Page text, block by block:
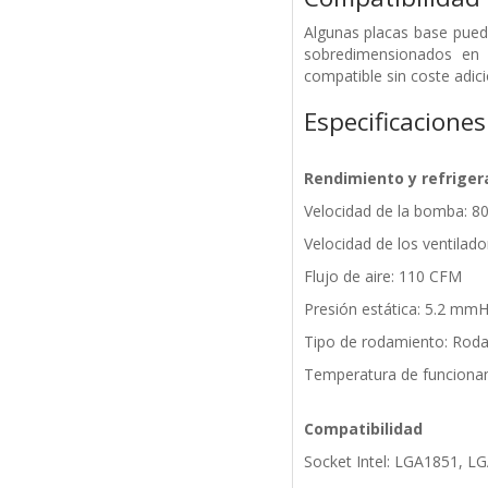
Algunas placas base
sobredimensionados
compatible sin coste
Especificaciones
Rendimiento y
Velocidad de la bomba:
Velocidad de los
Flujo de aire: 110 CFM
Presión estática: 5.2
Tipo de rodamiento:
Temperatura de
Compatibilidad
Socket Intel: LGA1851,